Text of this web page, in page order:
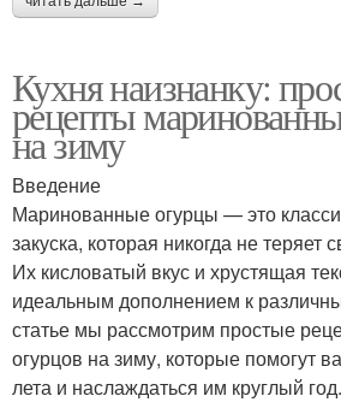
Кухня наизнанку:
рецепты
на зиму
Введение
Маринованные огурцы — это
закуска, которая никогда не теряет
Их кисловатый вкус и хрустящая
идеальным дополнением к
статье мы рассмотрим простые
огурцов на зиму, которые помогут
лета и наслаждаться им круглый год.